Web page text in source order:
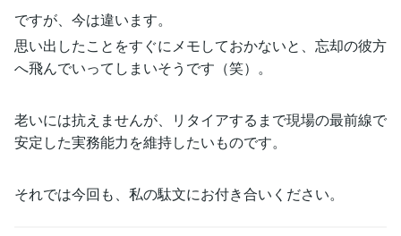
ですが、今は違います。
思い出したことをすぐにメモしておかないと、忘却の彼方
へ飛んでいってしまいそうです（笑）。
老いには抗えませんが、リタイアするまで現場の最前線で
安定した実務能力を維持したいものです。
それでは今回も、私の駄文にお付き合いください。